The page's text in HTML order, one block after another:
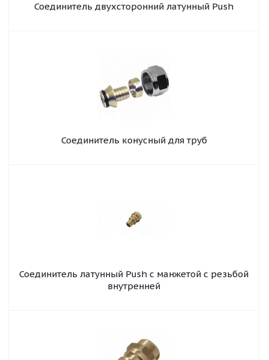
Соединитель двухсторонний латунный Push
Соединитель конусный для труб
Соединитель латунный Push с манжетой с резьбой
внутренней